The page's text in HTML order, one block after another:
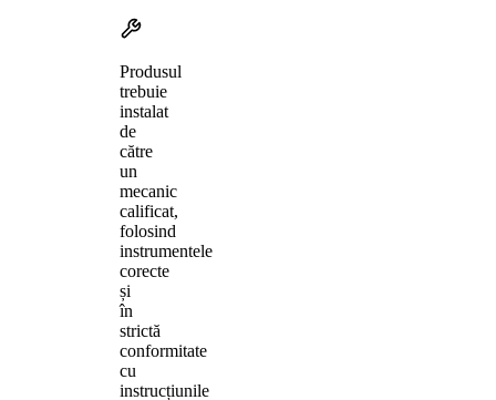
Produsul
trebuie
instalat
de
către
un
mecanic
calificat,
folosind
instrumentele
corecte
și
în
strictă
conformitate
cu
instrucțiunile